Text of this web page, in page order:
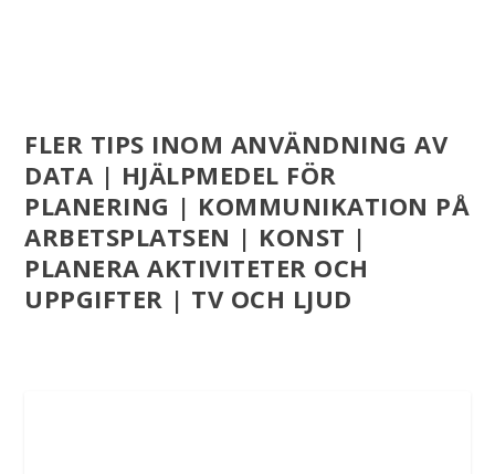
FLER TIPS INOM ANVÄNDNING AV
DATA | HJÄLPMEDEL FÖR
PLANERING | KOMMUNIKATION PÅ
ARBETSPLATSEN | KONST |
PLANERA AKTIVITETER OCH
UPPGIFTER | TV OCH LJUD